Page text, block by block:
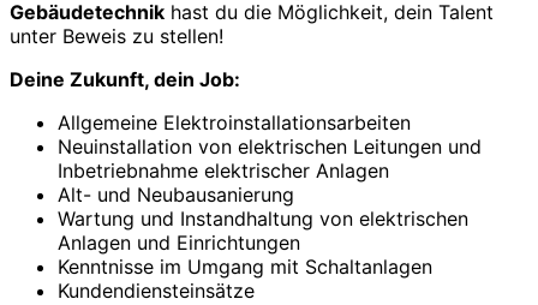
Gebäudetechnik hast du die Möglichkeit, dein Talent
unter Beweis zu stellen!
Deine Zukunft, dein Job:
Allgemeine Elektroinstallationsarbeiten
Neuinstallation von elektrischen Leitungen und
Inbetriebnahme elektrischer Anlagen
Alt- und Neubausanierung
Wartung und Instandhaltung von elektrischen
Anlagen und Einrichtungen
Kenntnisse im Umgang mit Schaltanlagen
Kundendiensteinsätze